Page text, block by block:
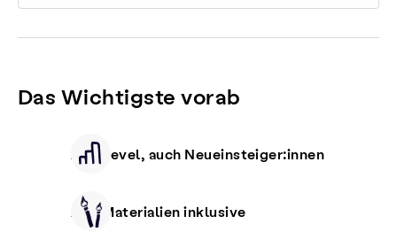
Das Wichtigste vorab
Alle Level, auch Neueinsteiger:innen
Alle Materialien inklusive